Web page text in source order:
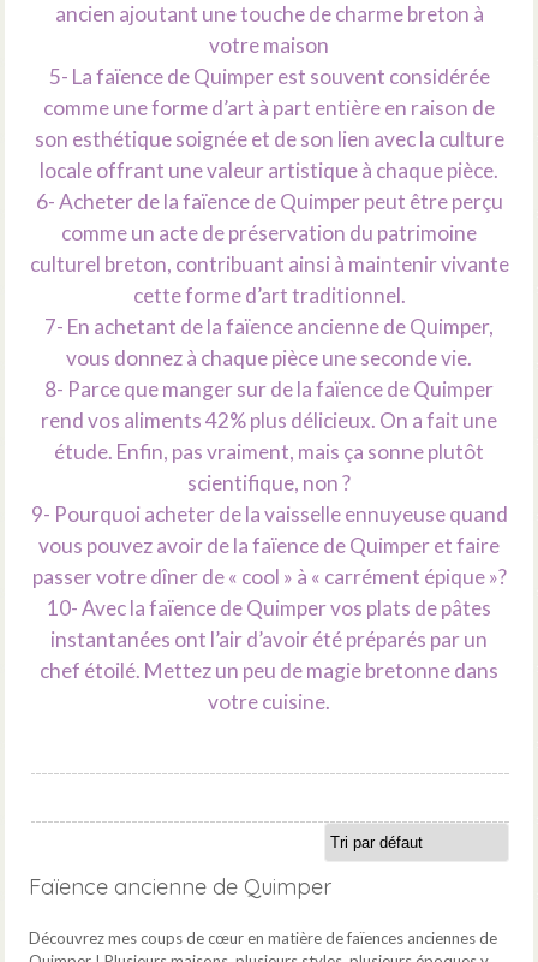
ancien ajoutant une touche de charme breton à
votre maison
5- La faïence de Quimper est souvent considérée
comme une forme d’art à part entière en raison de
son esthétique soignée et de son lien avec la culture
locale offrant une valeur artistique à chaque pièce.
6- Acheter de la faïence de Quimper peut être perçu
comme un acte de préservation du patrimoine
culturel breton, contribuant ainsi à maintenir vivante
cette forme d’art traditionnel.
7- En achetant de la faïence ancienne de Quimper,
vous donnez à chaque pièce une seconde vie.
8- Parce que manger sur de la faïence de Quimper
rend vos aliments 42% plus délicieux. On a fait une
étude. Enfin, pas vraiment, mais ça sonne plutôt
scientifique, non ?
9- Pourquoi acheter de la vaisselle ennuyeuse quand
vous pouvez avoir de la faïence de Quimper et faire
passer votre dîner de « cool » à « carrément épique »?
10- Avec la faïence de Quimper vos plats de pâtes
instantanées ont l’air d’avoir été préparés par un
chef étoilé. Mettez un peu de magie bretonne dans
votre cuisine.
Faïence ancienne de Quimper
Découvrez mes coups de cœur en matière de faïences anciennes de